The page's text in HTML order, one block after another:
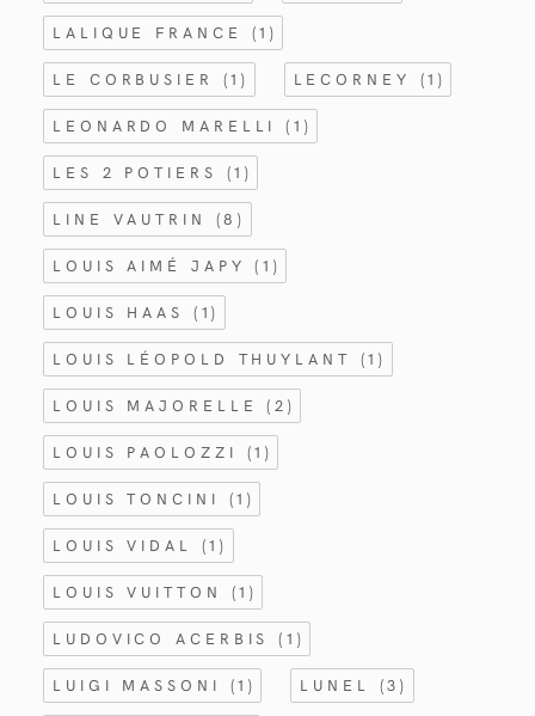
LALIQUE FRANCE (1)
LE CORBUSIER (1) LECORNEY (1)
LEONARDO MARELLI(1)
LES 2 POTIERS (1)
LINE VAUTRIN (8)
LOUIS AIMÉ JAPY(1)
LOUIS HAAS (1)
LOUIS LÉOPOLD THUYLANT (1)
LOUIS MAJORELLE(2)
LOUIS PAOLOZZI (1)
LOUIS TONCINI (1)
LOUIS VIDAL (1)
LOUIS VUITTON (1)
LUDOVICO ACERBIS(1)
LUIGI MASSONI (1) LUNEL (3)